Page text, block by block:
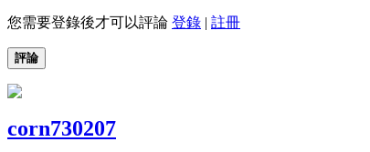
您需要登錄後才可以評論 登錄 | 註冊
評論
corn730207